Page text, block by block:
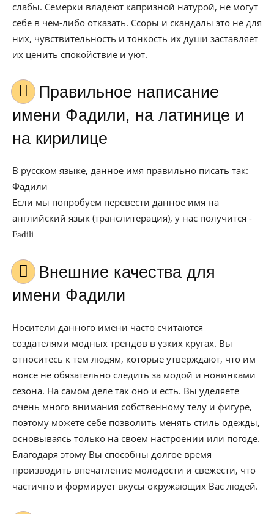
слабы. Семерки владеют капризной натурой, не могут
себе в чем-либо отказать. Ссоры и скандалы это не для
них, чувствительность и тонкость их души заставляет
их ценить спокойствие и уют.
Правильное написание
имени Фадили, на латинице и
на кирилице
В русском языке, данное имя правильно писать так:
Фадили
Если мы попробуем перевести данное имя на
английский язык (транслитерация), у нас получится -
Fadili
Внешние качества для
имени Фадили
Носители данного имени часто считаются
создателями модных трендов в узких кругах. Вы
относитесь к тем людям, которые утверждают, что им
вовсе не обязательно следить за модой и новинками
сезона. На самом деле так оно и есть. Вы уделяете
очень много внимания собственному телу и фигуре,
поэтому можете себе позволить менять стиль одежды,
основываясь только на своем настроении или погоде.
Благодаря этому Вы способны долгое время
производить впечатление молодости и свежести, что
частично и формирует вкусы окружающих Вас людей.